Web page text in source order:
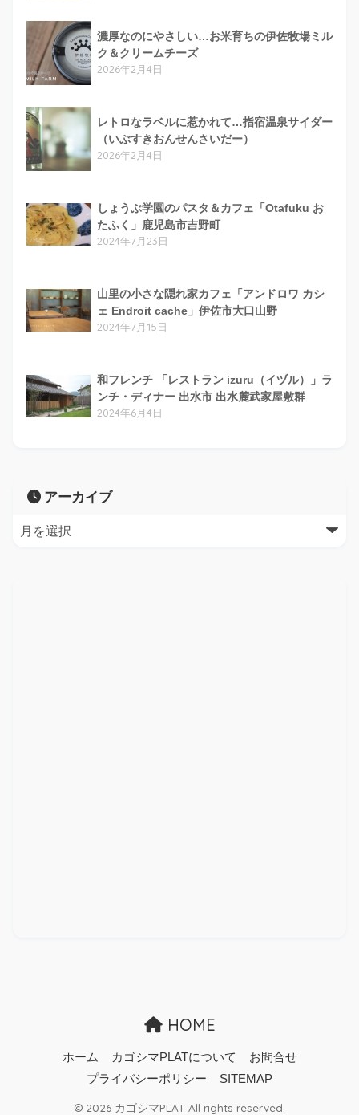
濃厚なのにやさしい…お米育ちの伊佐牧場ミル
ク＆クリームチーズ
2026年2月4日
レトロなラベルに惹かれて…指宿温泉サイダー
（いぶすきおんせんさいだー）
2026年2月4日
しょうぶ学園のパスタ＆カフェ「Otafuku お
たふく」鹿児島市吉野町
2024年7月23日
山里の小さな隠れ家カフェ「アンドロワ カシ
ェ Endroit cache」伊佐市大口山野
2024年7月15日
和フレンチ 「レストラン izuru（イヅル）」ラ
ンチ・ディナー 出水市 出水麓武家屋敷群
2024年6月4日
アーカイブ
HOME
ホーム カゴシマPLATについて
お問合せ
プライバシーポリシー
SITEMAP
© 2026 カゴシマPLAT All rights reserved.